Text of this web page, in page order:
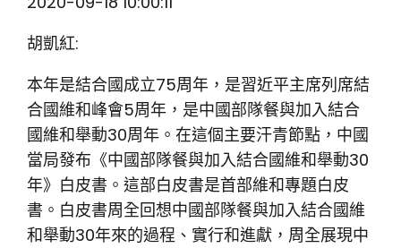
胡凱紅:
本年是結合國成立75周年，是習近平主席列席結
合國維和峰會5周年，是中國部隊餐與加入結合
國維和舉動30周年。在這個主要汗青節點，中國
當局發布《中國部隊餐與加入結合國維和舉動30
年》白皮書。這部白皮書是首部維和專題白皮
書。白皮書周全回想中國部隊餐與加入結合國維
和舉動30年來的過程、實行和進獻，周全展現中